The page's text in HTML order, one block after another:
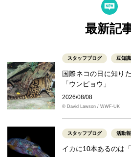
最新記
スタッフブログ 豆知識
国際ネコの日に知り
「ウンピョウ」
2026/08/08
© David Lawson / WWF-UK
スタッフブログ 活動
イカに10本あるのは